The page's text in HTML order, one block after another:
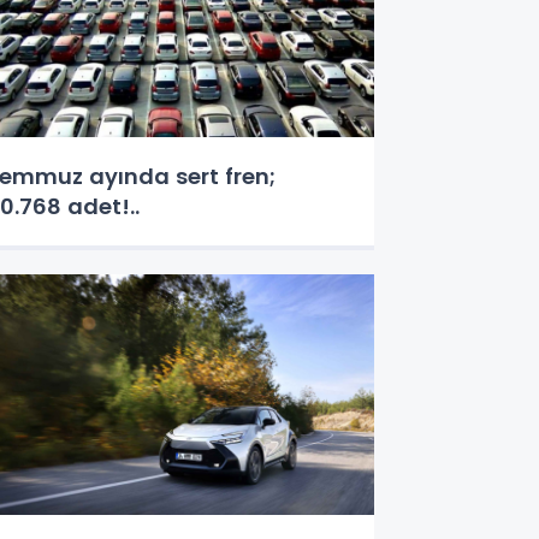
ayında sert fren;
adet!..